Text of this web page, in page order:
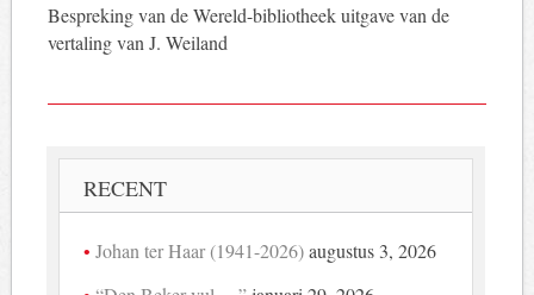
Bespreking van de Wereld-bibliotheek uitgave van de
vertaling van J. Weiland
RECENT
Johan ter Haar (1941-2026) augustus 3, 2026